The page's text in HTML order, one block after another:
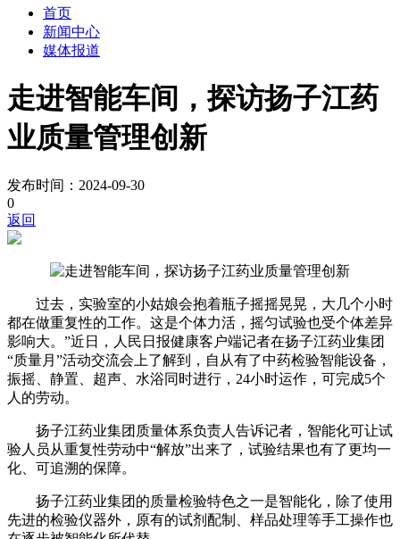
首页
新闻中心
媒体报道
走进智能车间，探访扬子江药
业质量管理创新
发布时间：2024-09-30
0
返回
过去，实验室的小姑娘会抱着瓶子摇摇晃晃，大几个小时
都在做重复性的工作。这是个体力活，摇匀试验也受个体差异
影响大。”近日，人民日报健康客户端记者在扬子江药业集团
“质量月”活动交流会上了解到，自从有了中药检验智能设备，
振摇、静置、超声、水浴同时进行，24小时运作，可完成5个
人的劳动。
扬子江药业集团质量体系负责人告诉记者，智能化可让试
验人员从重复性劳动中“解放”出来了，试验结果也有了更均一
化、可追溯的保障。
扬子江药业集团的质量检验特色之一是智能化，除了使用
先进的检验仪器外，原有的试剂配制、样品处理等手工操作也